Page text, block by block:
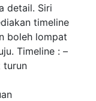
detail. Siri
timeline
boleh lompat
Timeline : –
turun